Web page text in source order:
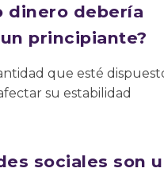
dinero debería
principiante?
que esté
su estabilidad
sociales son